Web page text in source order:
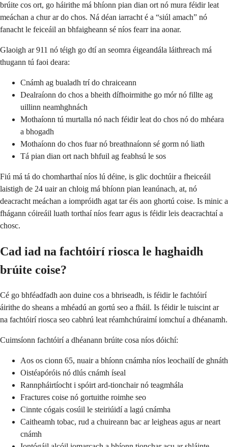
brúite cos ort, go háirithe má bhíonn pian dian ort nó mura féidir leat
meáchan a chur ar do chos. Ná déan iarracht é a “siúl amach” nó
fanacht le feiceáil an bhfaigheann sé níos fearr ina aonar.
Glaoigh ar 911 nó téigh go dtí an seomra éigeandála láithreach má
thugann tú faoi deara:
Cnámh ag bualadh trí do chraiceann
Dealraíonn do chos a bheith dífhoirmithe go mór nó fillte ag
uillinn neamhghnách
Mothaíonn tú murtalla nó nach féidir leat do chos nó do mhéara
a bhogadh
Mothaíonn do chos fuar nó breathnaíonn sé gorm nó liath
Tá pian dian ort nach bhfuil ag feabhsú le sos
Fiú má tá do chomharthaí níos lú déine, is glic dochtúir a fheiceáil
laistigh de 24 uair an chloig má bhíonn pian leanúnach, at, nó
deacracht meáchan a iompróidh agat tar éis aon ghortú coise. Is minic a
fhágann cóireáil luath torthaí níos fearr agus is féidir leis deacrachtaí a
chosc.
Cad iad na fachtóirí riosca le haghaidh
brúite coise?
Cé go bhféadfadh aon duine cos a bhriseadh, is féidir le fachtóirí
áirithe do sheans a mhéadú an gortú seo a fháil. Is féidir le tuiscint ar
na fachtóirí riosca seo cabhrú leat réamhchúraimí iomchuí a dhéanamh.
Cuimsíonn fachtóirí a dhéanann brúite cosa níos dóichí:
Aos os cionn 65, nuair a bhíonn cnámha níos leochailí de ghnáth
Oistéapóróis nó dlús cnámh íseal
Rannpháirtíocht i spóirt ard-tionchair nó teagmhála
Fractures coise nó gortuithe roimhe seo
Cinnte cógais cosúil le steiriúidí a lagú cnámha
Caitheamh tobac, rud a chuireann bac ar leigheas agus ar neart
cnámh